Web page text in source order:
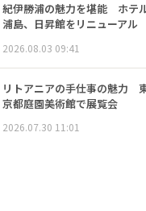
紀伊勝浦の魅力を堪能 ホテ
浦島、日昇館をリニューアル
2026.08.03 09:41
リトアニアの手仕事の魅力
京都庭園美術館で展覧会
2026.07.30 11:01